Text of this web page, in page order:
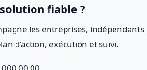
solution fiable ?
les entreprises,
d’action, exécution et suivi.